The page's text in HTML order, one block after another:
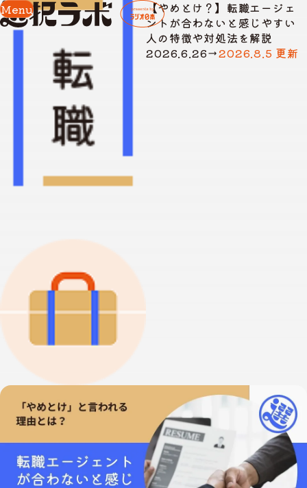
Menu
【やめとけ？】転職エージェ
ントが合わないと感じやすい
人の特徴や対処法を解説
2026.6.26→2026.8.5 更新